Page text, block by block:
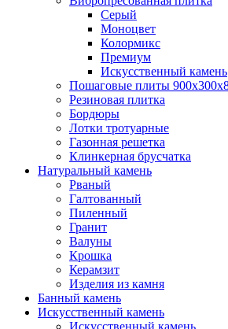
Серый
Моноцвет
Колормикс
Премиум
Искусственный камень
Пошаговые плиты
Резиновая плитка
Бордюры
Лотки тротуарные
Газонная решетка
Клинкерная брусчатка
Натуральный камень
Рваный
Галтованный
Пиленный
Гранит
Валуны
Крошка
Керамзит
Изделия из камня
Банный камень
Искусственный камень
Искусственный камень